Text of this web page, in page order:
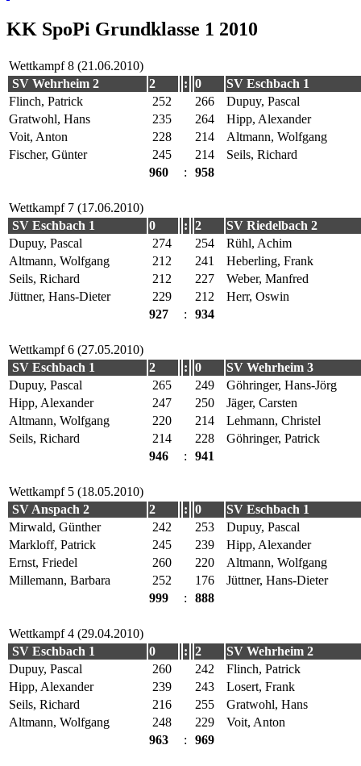
KK SpoPi Grundklasse 1 2010
Wettkampf 8 (21.06.2010)
SV Wehrheim 2
2 : 0
SV Eschbach 1
Flinch, Patrick
252 266
Dupuy, Pascal
Gratwohl, Hans
235 264
Hipp, Alexander
Voit, Anton
228 214
Altmann, Wolfgang
Fischer, Günter
245 214
Seils, Richard
960
: 958
Wettkampf 7 (17.06.2010)
SV Eschbach 1
0 : 2
SV Riedelbach 2
Dupuy, Pascal
274 254
Rühl, Achim
Altmann, Wolfgang
212 241
Heberling, Frank
Seils, Richard
212 227
Weber, Manfred
Jüttner, Hans-Dieter
229 212
Herr, Oswin
927
: 934
Wettkampf 6 (27.05.2010)
SV Eschbach 1
2 : 0
SV Wehrheim 3
Dupuy, Pascal
265 249
Göhringer, Hans-Jörg
Hipp, Alexander
247 250
Jäger, Carsten
Altmann, Wolfgang
220 214
Lehmann, Christel
Seils, Richard
214 228
Göhringer, Patrick
946
: 941
Wettkampf 5 (18.05.2010)
SV Anspach 2
2 : 0
SV Eschbach 1
Mirwald, Günther
242 253
Dupuy, Pascal
Markloff, Patrick
245 239
Hipp, Alexander
Ernst, Friedel
260 220
Altmann, Wolfgang
Millemann, Barbara
252 176
Jüttner, Hans-Dieter
999
: 888
Wettkampf 4 (29.04.2010)
SV Eschbach 1
0 : 2
SV Wehrheim 2
Dupuy, Pascal
260 242
Flinch, Patrick
Hipp, Alexander
239 243
Losert, Frank
Seils, Richard
216 255
Gratwohl, Hans
Altmann, Wolfgang
248 229
Voit, Anton
963
: 969